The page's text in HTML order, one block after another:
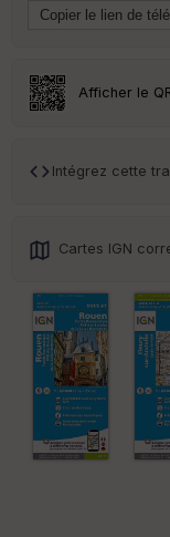
Afficher le
Intégrez cette
Cartes IGN